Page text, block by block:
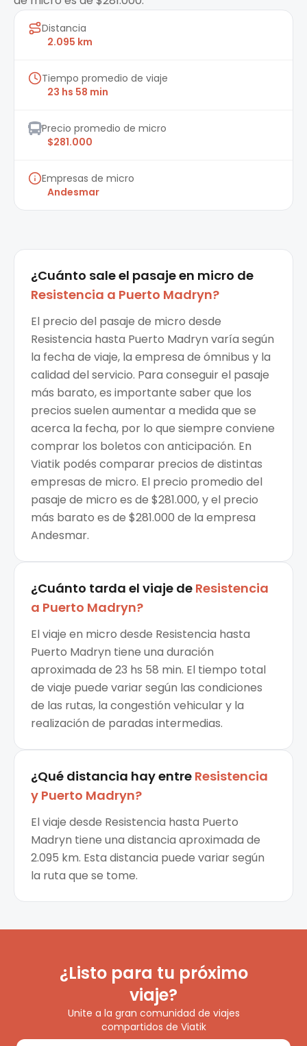
Distancia
2.095 km
Tiempo promedio de viaje
23 hs 58 min
Precio promedio de micro
$281.000
Empresas de micro
Andesmar
¿Cuánto sale el pasaje en micro de
Resistencia a Puerto Madryn?
El precio del pasaje de micro desde
Resistencia hasta Puerto Madryn varía según
la fecha de viaje, la empresa de ómnibus y la
calidad del servicio. Para conseguir el pasaje
más barato, es importante saber que los
precios suelen aumentar a medida que se
acerca la fecha, por lo que siempre conviene
comprar los boletos con anticipación. En
Viatik podés comparar precios de distintas
empresas de micro. El precio promedio del
pasaje de micro es de $281.000, y el precio
más barato es de $281.000 de la empresa
Andesmar.
¿Cuánto tarda el viaje de Resistencia
a Puerto Madryn?
El viaje en micro desde Resistencia hasta
Puerto Madryn tiene una duración
aproximada de 23 hs 58 min. El tiempo total
de viaje puede variar según las condiciones
de las rutas, la congestión vehicular y la
realización de paradas intermedias.
¿Qué distancia hay entre Resistencia
y Puerto Madryn?
El viaje desde Resistencia hasta Puerto
Madryn tiene una distancia aproximada de
2.095 km. Esta distancia puede variar según
la ruta que se tome.
¿Listo para tu próximo
viaje?
Unite a la gran comunidad de viajes
compartidos de Viatik